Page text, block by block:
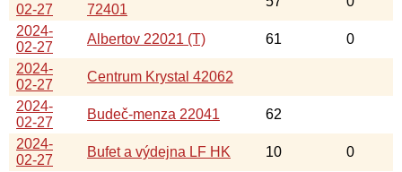
02-27
72401
2024-
02-27
Albertov 22021 (T) 61
0
2024-
02-27
Centrum Krystal 42062
2024-
02-27
Budeč-menza 22041
62
2024-
02-27
Bufet a výdejna LF HK 10
0